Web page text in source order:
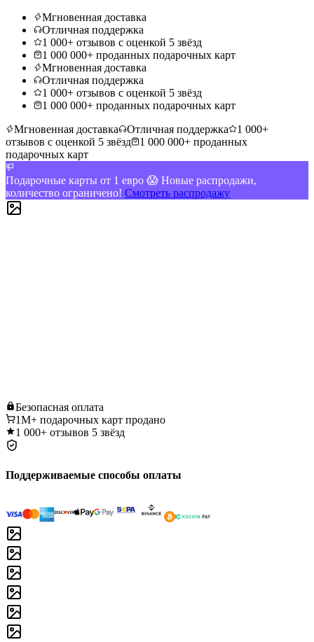
Мгновенная доставка
Отличная поддержка
1 000+ отзывов с оценкой 5 звёзд
1 000 000+ проданных подарочных карт
Мгновенная доставка
Отличная поддержка
1 000+ отзывов с оценкой 5 звёзд
1 000 000+ проданных подарочных карт
Мгновенная доставка
Отличная поддержка
1 000+
отзывов с оценкой 5 звёзд
1 000 000+ проданных
подарочных карт
Подарочные карты от 1 евро 😱 Новые распродажи,
количество ограничено! Смотреть распродажу
Безопасная оплата
1M+ подарочных карт продано
1 000+ отзывов 5 звёзд
Поддерживаемые способы оплаты